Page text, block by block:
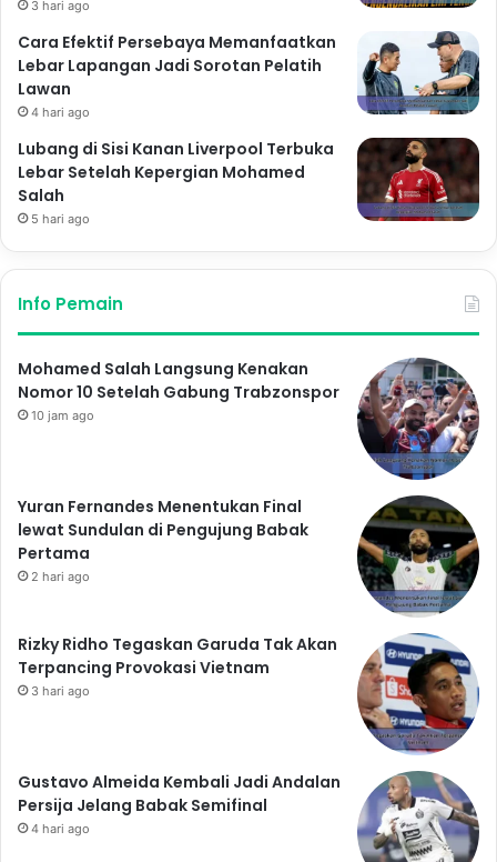
3 hari ago
Cara Efektif Persebaya Memanfaatkan
Lebar Lapangan Jadi Sorotan Pelatih
Lawan
4 hari ago
Lubang di Sisi Kanan Liverpool Terbuka
Lebar Setelah Kepergian Mohamed
Salah
5 hari ago
Info Pemain
Mohamed Salah Langsung Kenakan
Nomor 10 Setelah Gabung Trabzonspor
10 jam ago
Yuran Fernandes Menentukan Final
lewat Sundulan di Pengujung Babak
Pertama
2 hari ago
Rizky Ridho Tegaskan Garuda Tak Akan
Terpancing Provokasi Vietnam
3 hari ago
Gustavo Almeida Kembali Jadi Andalan
Persija Jelang Babak Semifinal
4 hari ago